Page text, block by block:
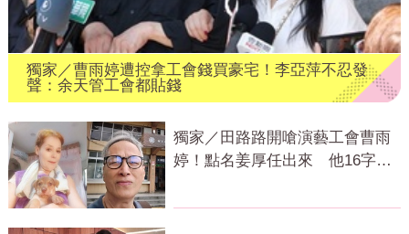
獨家／曹雨婷遭控拿工會錢買豪宅！李亞萍不忍發
聲：余天管工會都貼錢
獨家／田路路開嗆演藝工會曹雨
婷！點名姜厚任出來 他16字回